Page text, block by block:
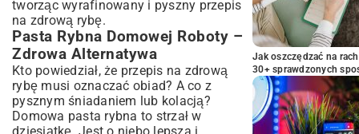
tworząc wyrafinowany i pyszny przepis
na zdrową rybę.
Pasta Rybna Domowej Roboty –
Zdrowa Alternatywa
Kto powiedział, że przepis na zdrową
rybę musi oznaczać obiad? A co z
pysznym śniadaniem lub kolacją?
Domowa pasta rybna to strzał w
Jak oszczędzać na
30+ sprawdzonych